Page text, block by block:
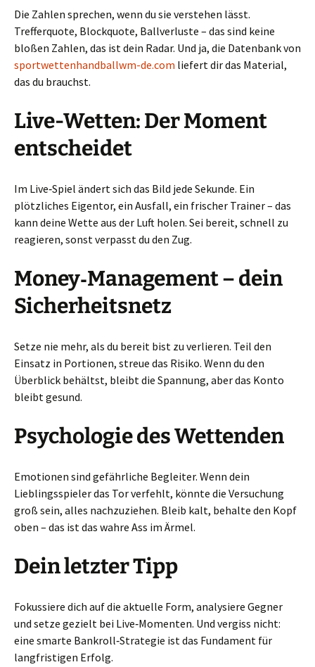
Die Zahlen sprechen, wenn du sie verstehen lässt.
Trefferquote, Blockquote, Ballverluste – das sind keine
bloßen Zahlen, das ist dein Radar. Und ja, die Datenbank von
sportwettenhandballwm-de.com liefert dir das Material,
das du brauchst.
Live-Wetten: Der Moment
entscheidet
Im Live‑Spiel ändert sich das Bild jede Sekunde. Ein
plötzliches Eigentor, ein Ausfall, ein frischer Trainer – das
kann deine Wette aus der Luft holen. Sei bereit, schnell zu
reagieren, sonst verpasst du den Zug.
Money‑Management – dein
Sicherheitsnetz
Setze nie mehr, als du bereit bist zu verlieren. Teil den
Einsatz in Portionen, streue das Risiko. Wenn du den
Überblick behältst, bleibt die Spannung, aber das Konto
bleibt gesund.
Psychologie des Wettenden
Emotionen sind gefährliche Begleiter. Wenn dein
Lieblingsspieler das Tor verfehlt, könnte die Versuchung
groß sein, alles nachzuziehen. Bleib kalt, behalte den Kopf
oben – das ist das wahre Ass im Ärmel.
Dein letzter Tipp
Fokussiere dich auf die aktuelle Form, analysiere Gegner
und setze gezielt bei Live‑Momenten. Und vergiss nicht:
eine smarte Bankroll‑Strategie ist das Fundament für
langfristigen Erfolg.